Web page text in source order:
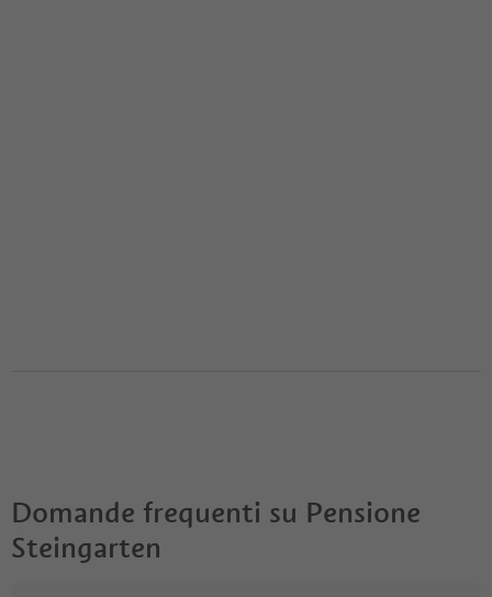
Domande frequenti su Pensione
Steingarten